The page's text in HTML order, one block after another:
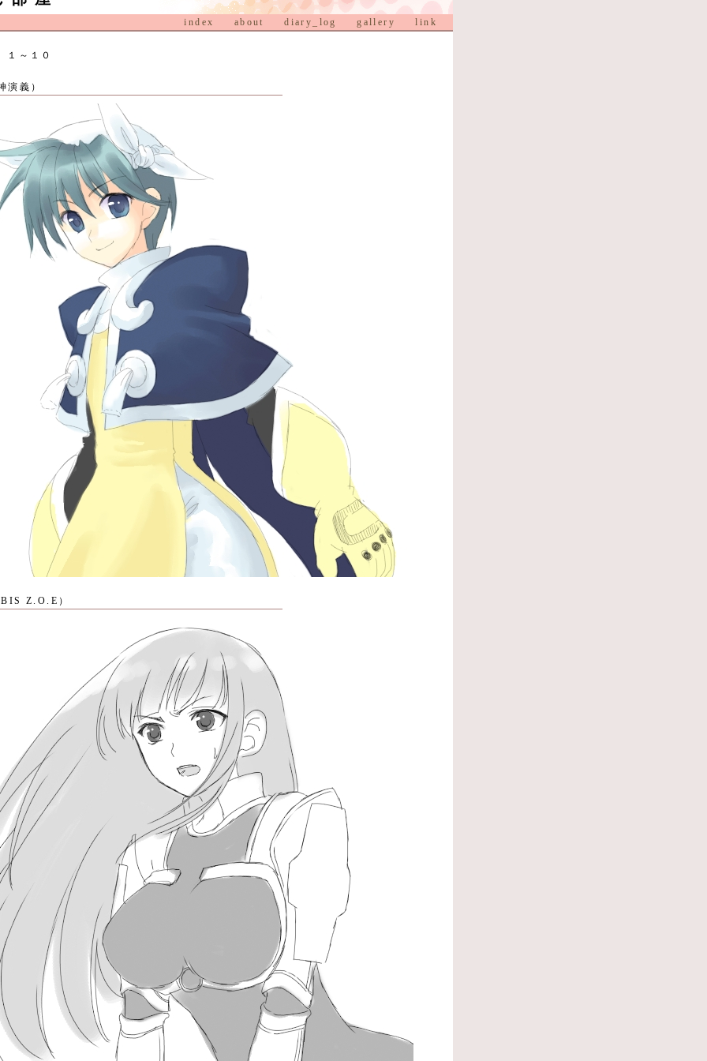
index about diary_log gallery link
～１０
演義）
Z.O.E）